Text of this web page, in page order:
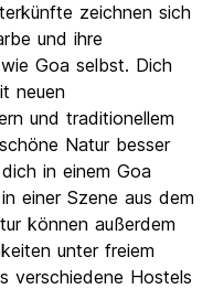
zeichnen sich
und ihre
Goa selbst. Dich
neuen
und traditionellem
Natur besser
in einem Goa
einer Szene aus dem
können außerdem
unter freiem
verschiedene Hostels